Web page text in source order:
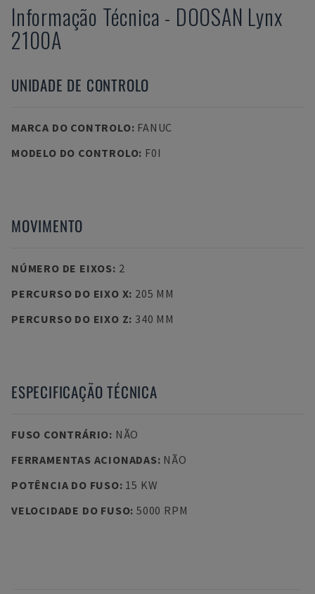
Informação Técnica - DOOSAN Lynx
2100A
UNIDADE DE CONTROLO
MARCA DO CONTROLO: FANUC
MODELO DO CONTROLO: F0I
MOVIMENTO
NÚMERO DE EIXOS: 2
PERCURSO DO EIXO X: 205 MM
PERCURSO DO EIXO Z: 340 MM
ESPECIFICAÇÃO TÉCNICA
FUSO CONTRÁRIO: NÃO
FERRAMENTAS ACIONADAS: NÃO
POTÊNCIA DO FUSO: 15 KW
VELOCIDADE DO FUSO: 5000 RPM